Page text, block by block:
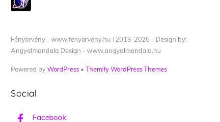
Fényörvény - www.fenyorveny.hu I 2013-2026 - Design by:
Angyalmandala Design - www.angyalmandala.hu
Powered byWordPress •Themify WordPress Themes
Social
Facebook